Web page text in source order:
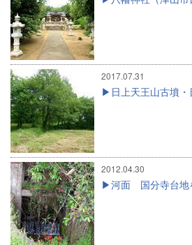
2017.07.31
日上天王山古墳
2012.04.30
河面 国分寺台地